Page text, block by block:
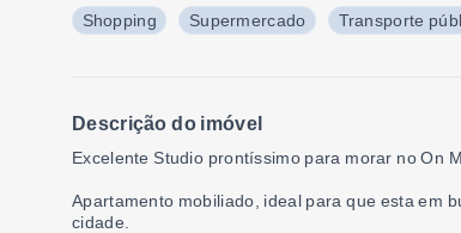
Shopping Supermercado Transporte
Descrição do imóvel
Excelente Studio prontíssimo para morar no On
Apartamento mobiliado, ideal para que esta em
cidade.